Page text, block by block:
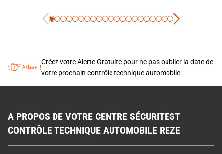
Créez votre Alerte Gratuite pour ne pas oublier la date de
votre prochain contrôle technique automobile
A PROPOS DE VOTRE CENTRE SÉCURITEST
CONTRÔLE TECHNIQUE AUTOMOBILE REZE